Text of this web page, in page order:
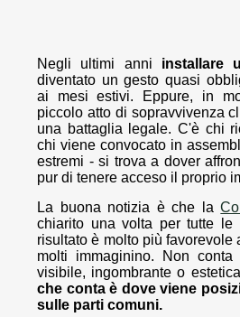
Negli ultimi anni installare
diventato un gesto quasi
ai mesi estivi. Eppure, in
piccolo atto di sopravvivenza
una battaglia legale. C'è chi
chi viene convocato in
estremi - si trova a dover
pur di tenere acceso il proprio
La buona notizia è che la
chiarito una volta per tutte le
risultato è molto più favorevole
molti immaginino. Non
visibile, ingombrante o
che conta è dove viene
sulle parti comuni.